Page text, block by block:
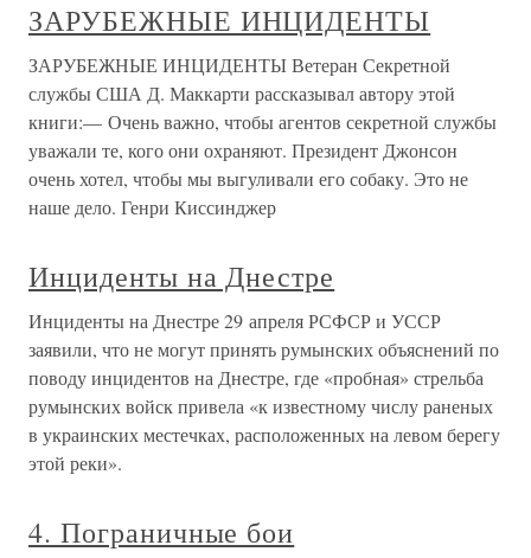
ЗАРУБЕЖНЫЕ ИНЦИДЕНТЫ
ЗАРУБЕЖНЫЕ ИНЦИДЕНТЫ Ветеран Секретной
службы США Д. Маккарти рассказывал автору этой
книги:— Очень важно, чтобы агентов секретной службы
уважали те, кого они охраняют. Президент Джонсон
очень хотел, чтобы мы выгуливали его собаку. Это не
наше дело. Генри Киссинджер
Инциденты на Днестре
Инциденты на Днестре 29 апреля РСФСР и УССР
заявили, что не могут принять румынских объяснений по
поводу инцидентов на Днестре, где «пробная» стрельба
румынских войск привела «к известному числу раненых
в украинских местечках, расположенных на левом берегу
этой реки».
4. Пограничные бои